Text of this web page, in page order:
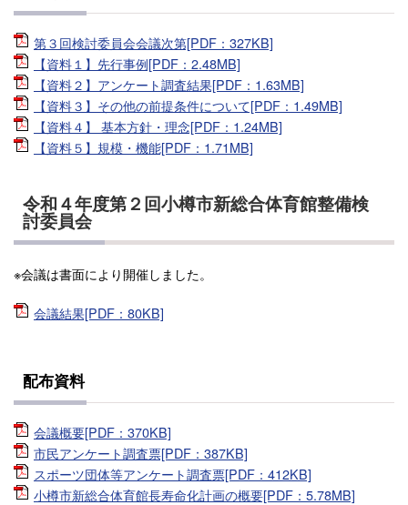
第３回検討委員会会議次第[PDF：327KB]
【資料１】先行事例[PDF：2.48MB]
【資料２】アンケート調査結果[PDF：1.63MB]
【資料３】その他の前提条件について[PDF：1.49MB]
【資料４】 基本方針・理念[PDF：1.24MB]
【資料５】規模・機能[PDF：1.71MB]
令和４年度第２回小樽市新総合体育館整備検
討委員会
※会議は書面により開催しました。
会議結果[PDF：80KB]
配布資料
会議概要[PDF：370KB]
市民アンケート調査票[PDF：387KB]
スポーツ団体等アンケート調査票[PDF：412KB]
小樽市新総合体育館長寿命化計画の概要[PDF：5.78MB]